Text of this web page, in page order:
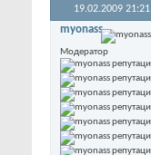
19.02.2009 21:21
myonass
Модератор